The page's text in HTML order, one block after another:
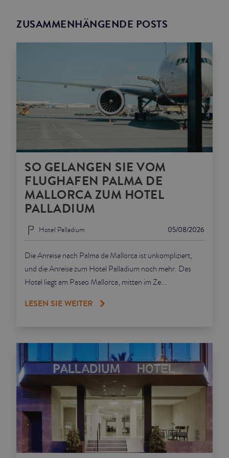
ZUSAMMENHÄNGENDE POSTS
SO GELANGEN SIE VOM
FLUGHAFEN PALMA DE
MALLORCA ZUM HOTEL
PALLADIUM
05/08/2026
Hotel Palladium
Die Anreise nach Palma de Mallorca ist unkompliziert,
und die Anreise zum Hotel Palladium noch mehr. Das
Hotel liegt am Paseo Mallorca, mitten im Ze...
LESEN SIE WEITER